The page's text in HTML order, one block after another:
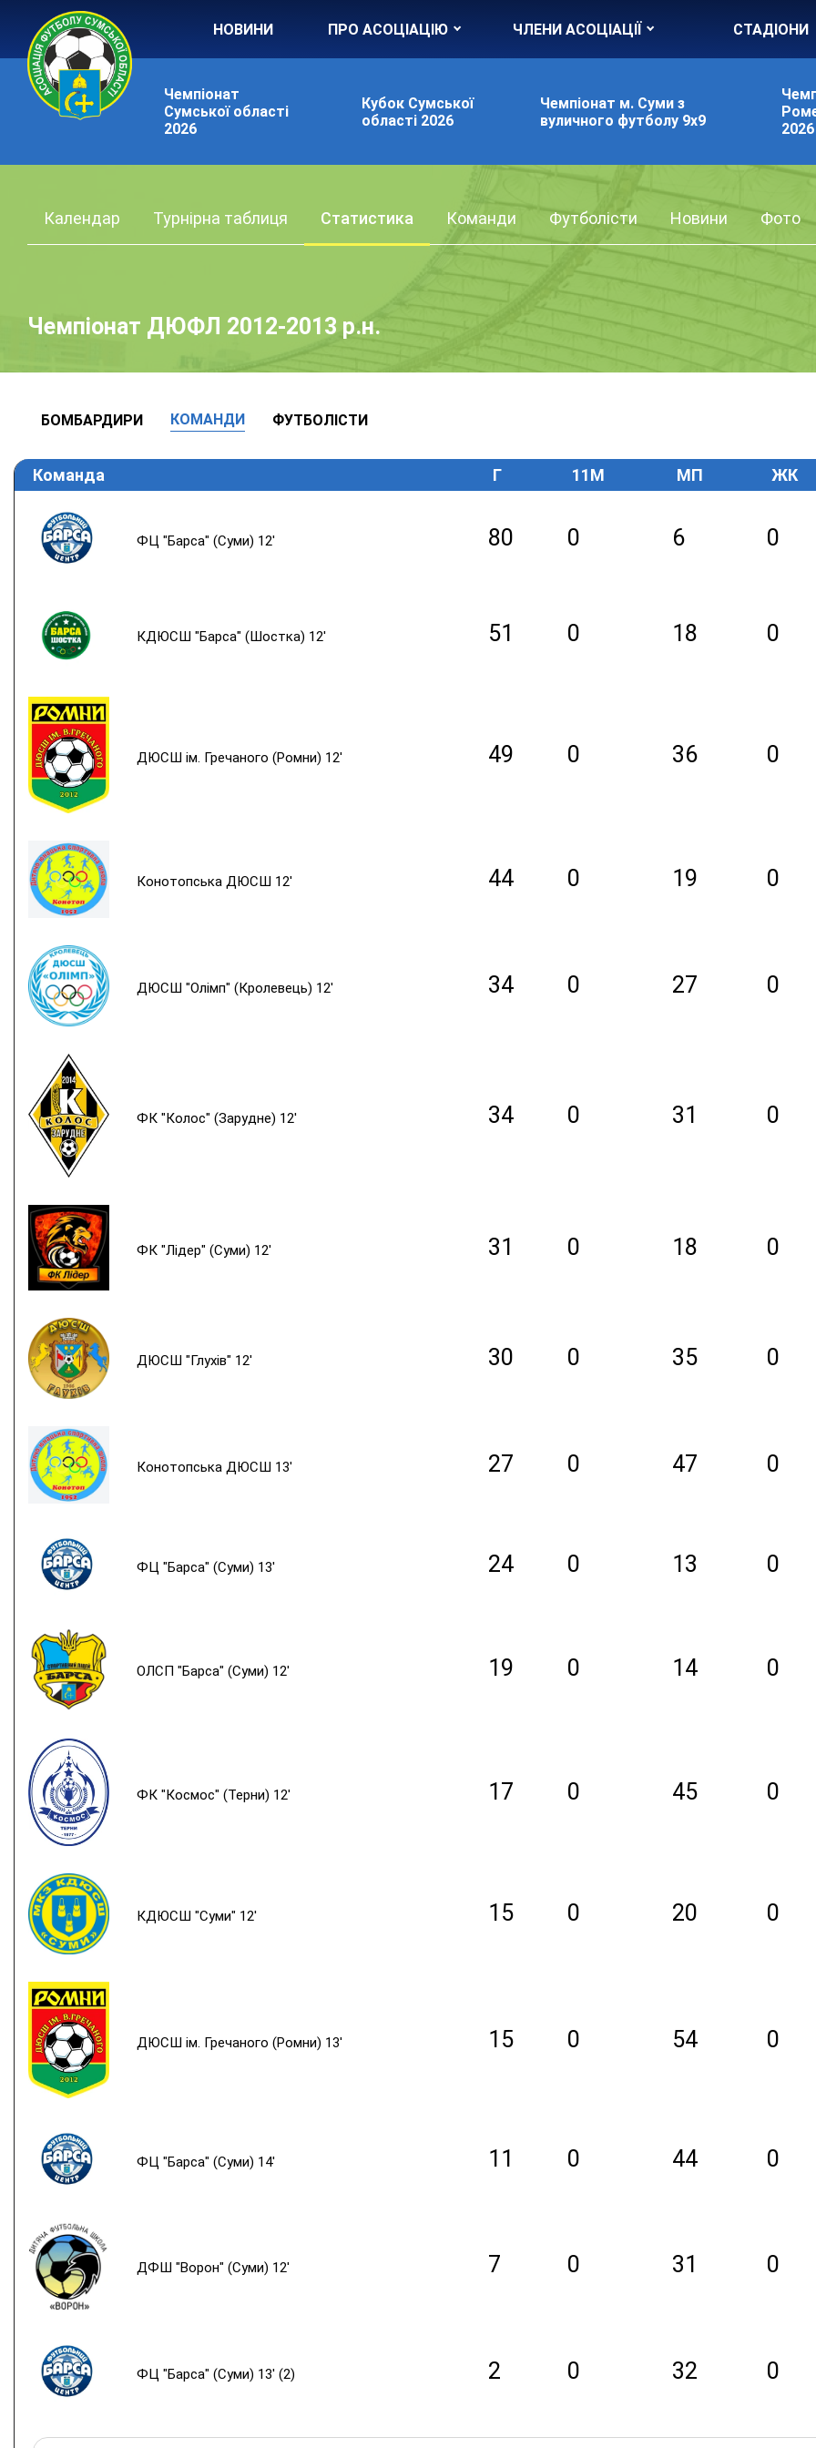
НОВИНИ ПРО АСОЦІАЦІЮ ЧЛЕНИ АСОЦІАЦІЇ СТАДІОНИ
Чемпіонат
Сумської області
2026
Кубок Сумської
області 2026
Чемпіонат м. Суми з
вуличного футболу 9х9
2026
Календар Турнірна таблиця Статистика Команди Футболісти Новини Фото
Чемпіонат ДЮФЛ 2012-2013 р.н.
БОМБАРДИРИ КОМАНДИ ФУТБОЛІСТИ
Команда Г 11M МП ЖК
ФЦ "Барса" (Суми) 12' 80 0 6 0
КДЮСШ "Барса" (Шостка) 12' 51 0 18 0
ДЮСШ ім. Гречаного (Ромни) 12' 49 0 36 0
Конотопська ДЮСШ 12' 44 0 19 0
ДЮСШ "Олімп" (Кролевець) 12' 34 0 27 0
ФК "Колос" (Зарудне) 12' 34 0 31 0
ФК "Лідер" (Суми) 12' 31 0 18 0
ДЮСШ "Глухів" 12' 30 0 35 0
Конотопська ДЮСШ 13' 27 0 47 0
ФЦ "Барса" (Суми) 13' 24 0 13 0
ОЛСП "Барса" (Суми) 12' 19 0 14 0
ФК "Космос" (Терни) 12' 17 0 45 0
КДЮСШ "Суми" 12' 15 0 20 0
ДЮСШ ім. Гречаного (Ромни) 13' 15 0 54 0
ФЦ "Барса" (Суми) 14' 11 0 44 0
ДФШ "Ворон" (Суми) 12' 7 0 31 0
ФЦ "Барса" (Суми) 13' (2) 2 0 32 0